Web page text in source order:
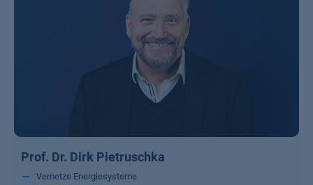
Prof. Dr. Dirk Pietruschka
Vernetze Energiesysteme